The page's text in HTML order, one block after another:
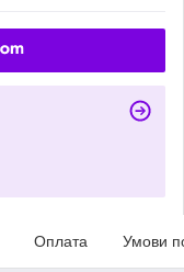
Оплата Умови